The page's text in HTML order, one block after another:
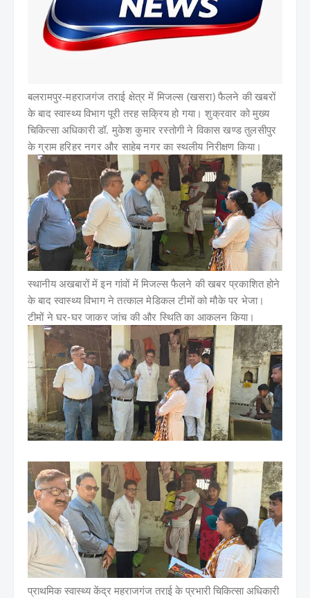
बलरामपुर-महराजगंज तराई क्षेत्र में मिजल्स (खसरा) फैलने की खबरों
के बाद स्वास्थ्य विभाग पूरी तरह सक्रिय हो गया। शुक्रवार को मुख्य
चिकित्सा अधिकारी डॉ. मुकेश कुमार रस्तोगी ने विकास खण्ड तुलसीपुर
के ग्राम हरिहर नगर और साहेब नगर का स्थलीय निरीक्षण किया।
स्थानीय अखबारों में इन गांवों में मिजल्स फैलने की खबर प्रकाशित होने
के बाद स्वास्थ्य विभाग ने तत्काल मेडिकल टीमों को मौके पर भेजा।
टीमों ने घर-घर जाकर जांच की और स्थिति का आकलन किया।
प्राथमिक स्वास्थ्य केंद्र महराजगंज तराई के प्रभारी चिकित्सा अधिकारी